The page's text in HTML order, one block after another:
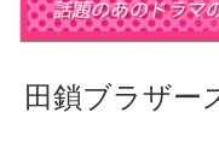
田鎖ブラザー